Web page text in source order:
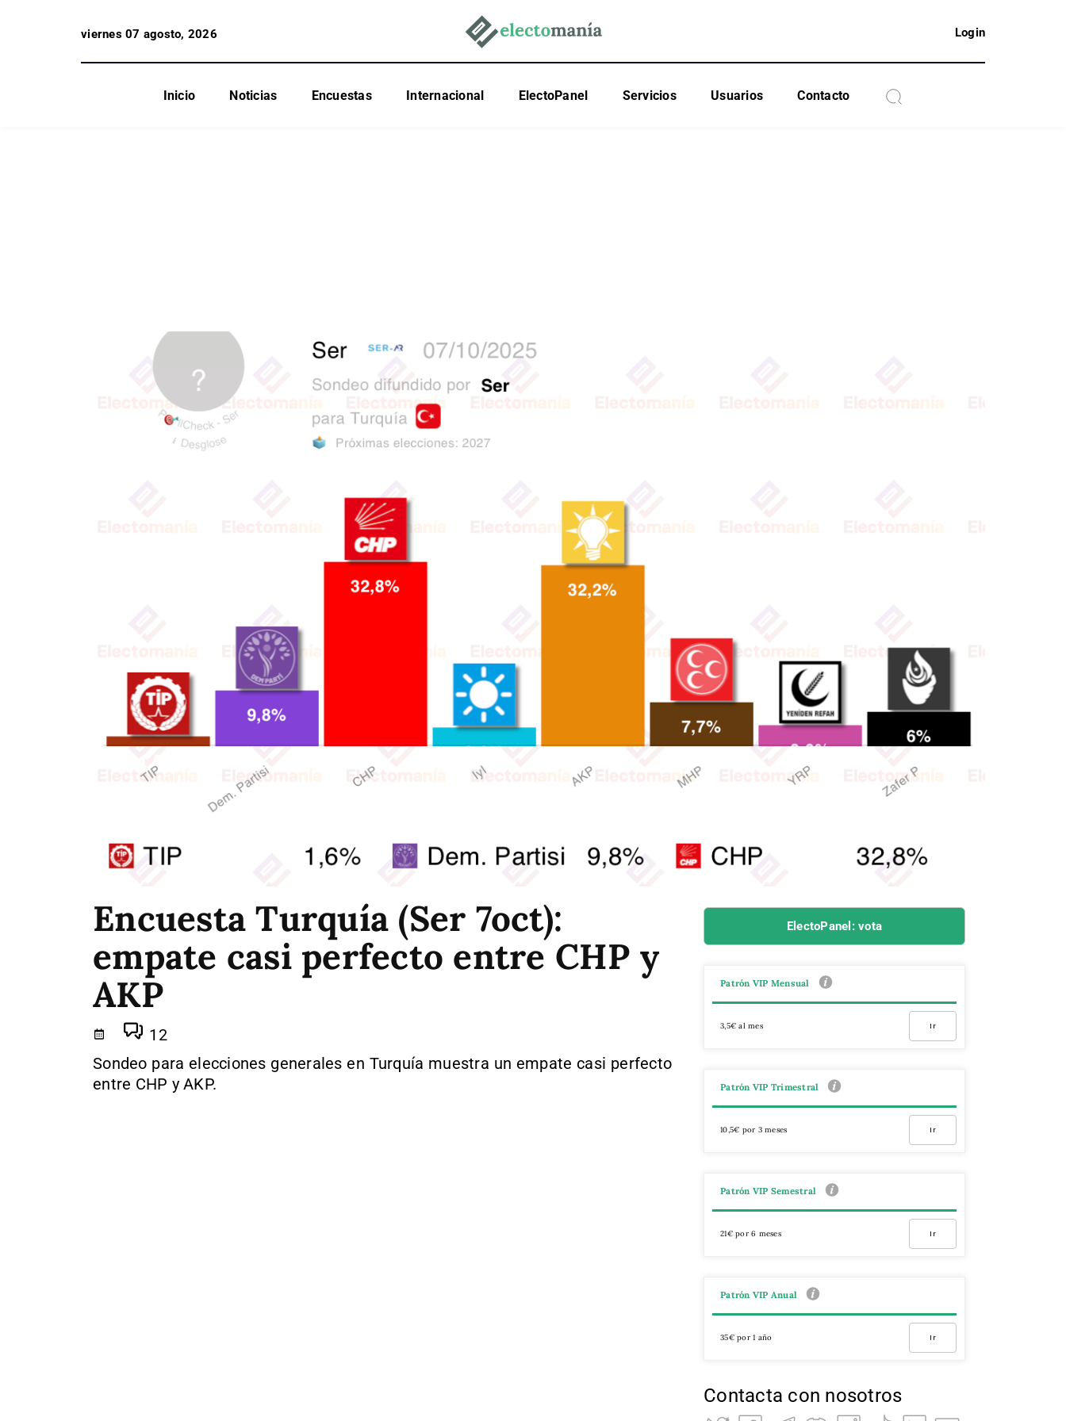
viernes 07 agosto, 2026 Login
Inicio Noticias Encuestas Internacional ElectoPanel Servicios Usuarios Contacto
Encuesta Turquía (Ser 7oct):
empate casi perfecto entre CHP y
AKP
12
Sondeo para elecciones generales en Turquía muestra un empate casi perfecto
entre CHP y AKP.
ElectoPanel: vota
Patrón VIP Mensual
3,5€ al mes Ir
Patrón VIP Trimestral
10,5€ por 3 meses Ir
Patrón VIP Semestral
21€ por 6 meses Ir
Patrón VIP Anual
35€ por 1 año Ir
Contacta con nosotros